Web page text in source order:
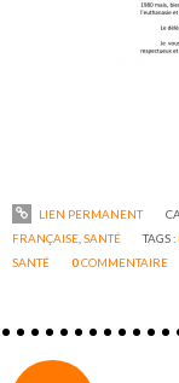
LIEN PERMANENT
FRANÇAISE ,SANTÉ TAGS :
SANTÉ
0COMMENTAIRE